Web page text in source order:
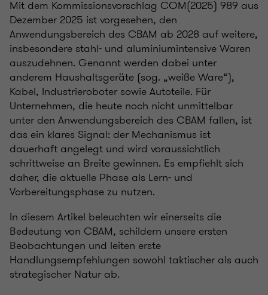
Mit dem Kommissionsvorschlag COM(2025) 989 aus
Dezember 2025 ist vorgesehen, den
Anwendungsbereich des CBAM ab 2028 auf weitere,
insbesondere stahl- und aluminiumintensive Waren
auszudehnen. Genannt werden dabei unter
anderem Haushaltsgeräte (sog. „weiße Ware“),
Kabel, Industrieroboter sowie Autoteile. Für
Unternehmen, die heute noch nicht unmittelbar
unter den Anwendungsbereich des CBAM fallen, ist
das ein klares Signal: der Mechanismus ist
dauerhaft angelegt und wird voraussichtlich
schrittweise an Breite gewinnen. Es empfiehlt sich
daher, die aktuelle Phase als Lern- und
Vorbereitungsphase zu nutzen.
In diesem Artikel beleuchten wir einerseits die
Bedeutung von CBAM, schildern unsere ersten
Beobachtungen und leiten erste
Handlungsempfehlungen sowohl taktischer als auch
strategischer Natur ab.